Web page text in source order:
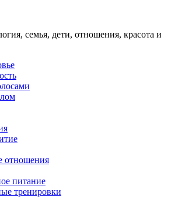
семья, дети, отношения, красота и
отношения
питание
тренировки